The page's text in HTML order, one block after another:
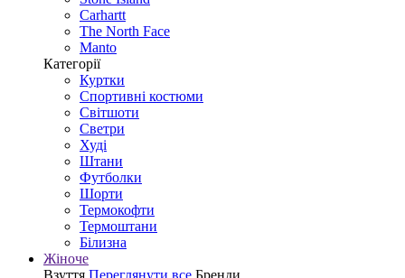
Carhartt
The North Face
Manto
Категорії
Куртки
Спортивні костюми
Світшоти
Светри
Худі
Штани
Футболки
Шорти
Термокофти
Термоштани
Білизна
Жіноче
Взуття Переглянути все Бренди